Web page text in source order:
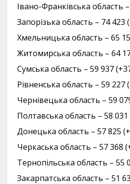
Івано-Франківська область
Запорізька область – 74 423
Хмельницька область – 65
Житомирська область – 64
Сумська область – 59 937
Рівненська область – 59 227
Чернівецька область – 59
Полтавська область – 58 031
Донецька область – 57 825
Черкаська область – 57 368
Тернопільська область – 55
Закарпатська область – 51